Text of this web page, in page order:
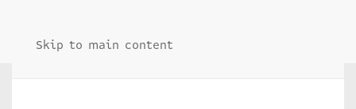
Skip to main content